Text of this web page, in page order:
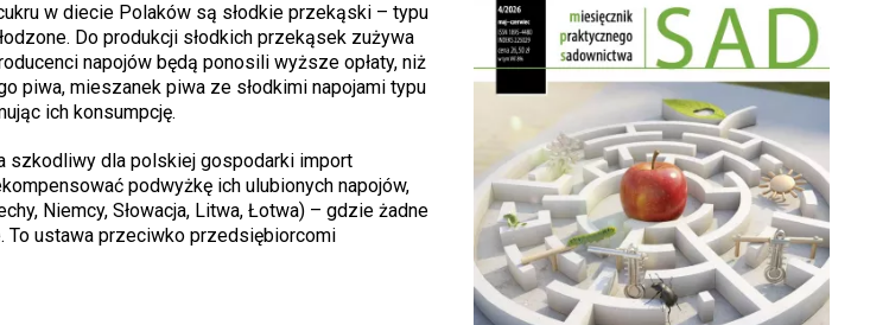
w diecie Polaków są słodkie przekąski – typu
Do produkcji słodkich przekąsek zużywa
napojów będą ponosili wyższe opłaty, niż
piwa, mieszanek piwa ze słodkimi napojami typu
ich konsumpcję.
szkodliwy dla polskiej gospodarki import
podwyżkę ich ulubionych napojów,
Niemcy, Słowacja, Litwa, Łotwa) – gdzie żadne
To ustawa przeciwko przedsiębiorcomi